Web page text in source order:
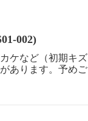
002)
ケなど（初期キズ
あります。予めご